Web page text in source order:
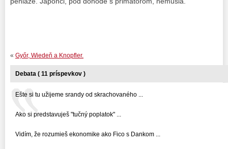
« Győr, Wiedeň a Knopfler.
Debata ( 11 príspevkov )
Ešte si tu užijeme srandy od skrachovaného ...
Ako si predstavuješ "tučný poplatok" ...
Vidím, že rozumieš ekonomike ako Fico s Dankom ...